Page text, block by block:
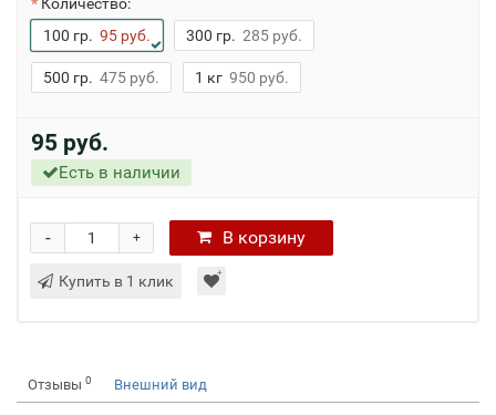
100 гр. 95 руб. 300 гр. 285 руб.
500 гр. 475 руб. 1 кг 950 руб.
95 руб.
Есть в наличии
+
- В корзину
Купить в 1 клик
Отзывы 0 Внешний вид